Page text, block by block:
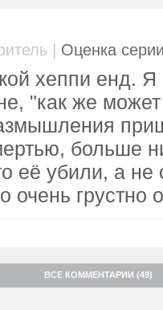
| Оценка
хеппи енд.
"как же
больше
её убили, а
очень грустно
ВСЕ КОММЕНТАРИИ (49)